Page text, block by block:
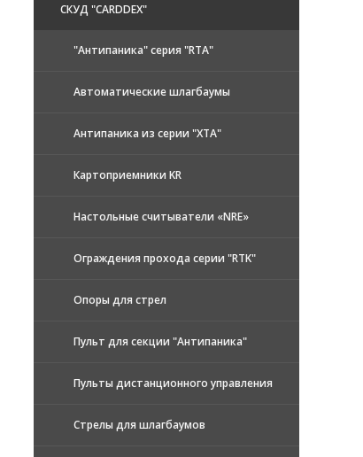
CКУД "CARDDEX"
"Антипаника" серия "RTA"
Автоматические шлагбаумы
Антипаника из серии "XTA"
Картоприемники KR
Настольные считыватели «NRE»
Ограждения прохода серии "RTK"
Опоры для стрел
Пульт для секции "Антипаника"
Пульты дистанционного управления
Стрелы для шлагбаумов